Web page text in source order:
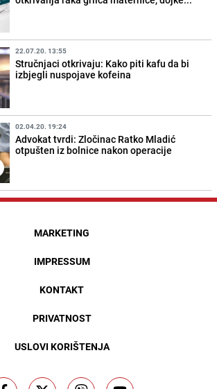
22.07.20. 13:55
Stručnjaci otkrivaju: Kako piti kafu da bi
izbjegli nuspojave kofeina
02.04.20. 19:24
Advokat tvrdi: Zločinac Ratko Mladić
otpušten iz bolnice nakon operacije
MARKETING
IMPRESSUM
KONTAKT
PRIVATNOST
USLOVI KORIŠTENJA